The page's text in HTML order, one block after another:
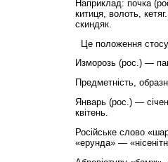
Наприклад: почка
китиця, волоть,
скиндяк.
Це положення
Изморозь (рос.) —
Предметність,
Январь (рос.) —
квітень.
Російське слово
«ерунда» —